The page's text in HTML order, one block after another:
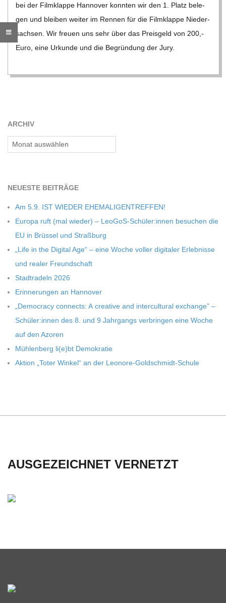
G
O
L
S
H
M
I
D
T
-
S
H
L
E
bei der Film­klappe Han­no­ver konn­ten wir den 1. Platz bele­
gen und blei­ben wei­ter im Ren­nen für die Film­klappe Nie­der­
sach­sen. Wir freuen uns sehr über das Preis­geld von 200,-
Euro, eine Urkunde und die Begrün­dung der Jury.
ARCHIV
Archiv
NEU­ESTE BEITRÄGE
Am 5.9. IST WIEDER EHEMALIGENTREFFEN!
Europa ruft (mal wie­der) – LeoGoS-Schüler:innen besu­chen die
EU in Brüs­sel und Straßburg
„Life in the Digi­tal Age“ – eine Woche vol­ler digi­ta­ler Erleb­nisse
und rea­ler Freundschaft
Stadt­ra­deln 2026
Erin­ne­run­gen an Hannover
„Demo­cracy con­nects: A crea­tive and inter­cul­tu­ral exch­ange” –
Schüler:innen des 8. und 9 Jahr­gangs ver­brin­gen eine Woche
auf den Azoren
Müh­len­berg li(e)bt Demokratie
Aktion „Toter Win­kel“ an der Leonore-Goldschmidt-Schule
AUSGEZEICHNET VERNETZT